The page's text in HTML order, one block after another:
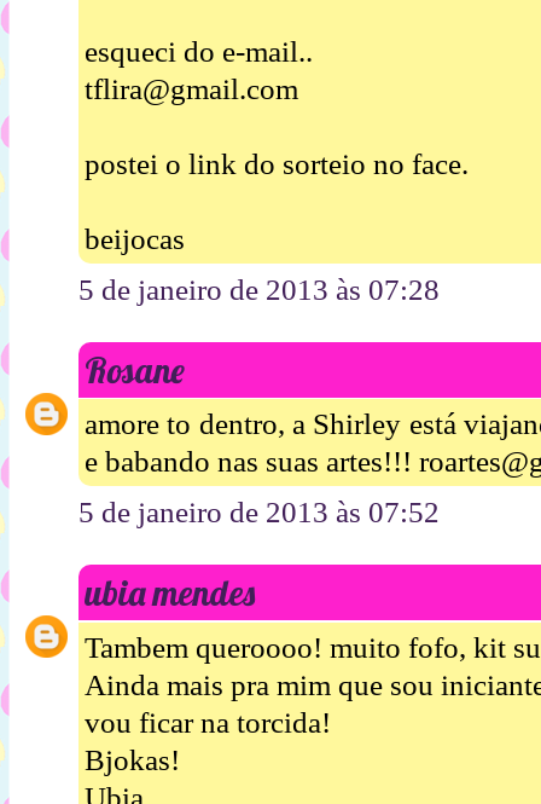
esqueci do e-mail..
tflira@gmail.com
postei o link do sorteio no face.
beijocas
5 de janeiro de 2013 às 07:28
Rosane
amore to dentro, a Shirley está
e babando nas suas artes!!!
5 de janeiro de 2013 às 07:52
ubia mendes
Tambem queroooo! muito fofo, kit
Ainda mais pra mim que sou
vou ficar na torcida!
Bjokas!
Ubia